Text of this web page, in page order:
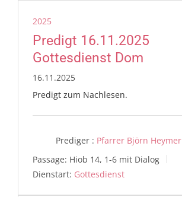
2025
Predigt 16.11.2025
Gottesdienst Dom
16.11.2025
Predigt zum Nachlesen.
Prediger : Pfarrer Björn Heymer
Passage: Hiob 14, 1-6 mit Dialog
Dienstart: Gottesdienst